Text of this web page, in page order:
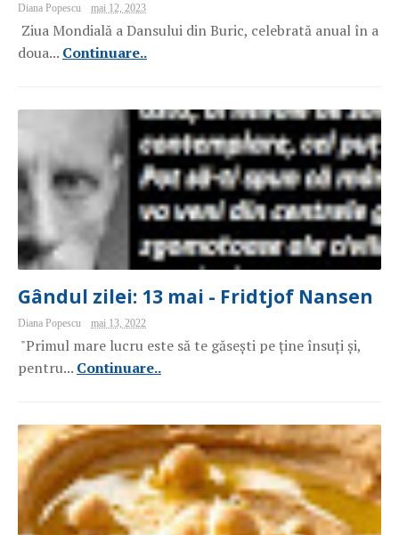
Diana Popescu mai 12, 2023
Ziua Mondială a Dansului din Buric, celebrată anual în a
doua... Continuare..
Gândul zilei: 13 mai - Fridtjof Nansen
Diana Popescu mai 13, 2022
"Primul mare lucru este să te găsești pe ține însuți și,
pentru... Continuare..